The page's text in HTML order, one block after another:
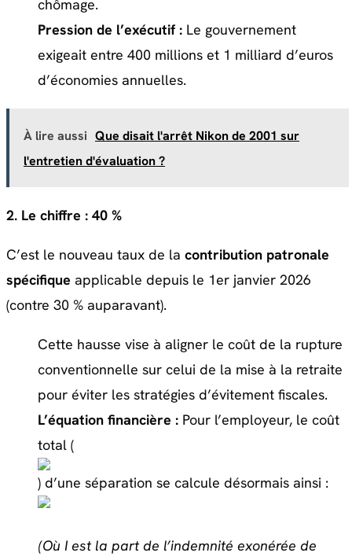
chômage.
Pression de l’exécutif : Le gouvernement
exigeait entre 400 millions et 1 milliard d’euros
d’économies annuelles.
À lire aussi Que disait l'arrêt Nikon de 2001 sur
l'entretien d'évaluation ?
2. Le chiffre : 40 %
C’est le nouveau taux de la contribution patronale
spécifique applicable depuis le 1er janvier 2026
(contre 30 % auparavant).
Cette hausse vise à aligner le coût de la rupture
conventionnelle sur celui de la mise à la retraite
pour éviter les stratégies d’évitement fiscales.
L’équation financière : Pour l’employeur, le coût
total (
) d’une séparation se calcule désormais ainsi :
(Où I est la part de l’indemnité exonérée de